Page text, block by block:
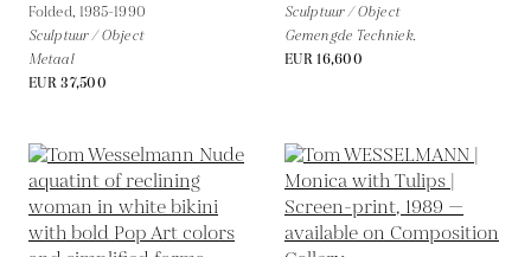
Folded, 1985-1990
Sculptuur / Object
Metaal
EUR 37,500
Sculptuur / Object
Gemengde Techniek.
EUR 16,600